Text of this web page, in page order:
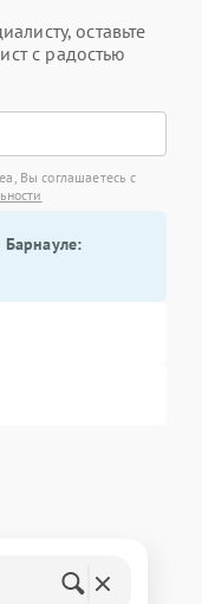
оставьте
с радостью
Вы соглашаетесь с
Барнауле: